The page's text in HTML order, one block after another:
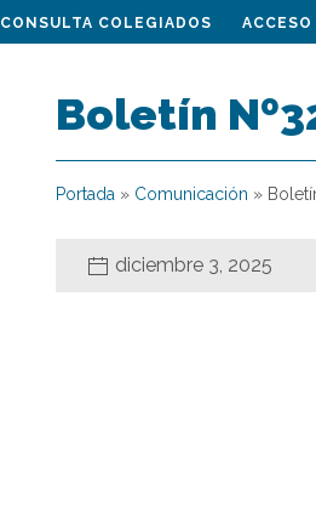
CONSULTA COLEGIADOS
Boletín
Portada » Comunicación »
diciembre 3, 2025